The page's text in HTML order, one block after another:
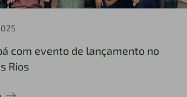
com evento de lançamento no
Rios